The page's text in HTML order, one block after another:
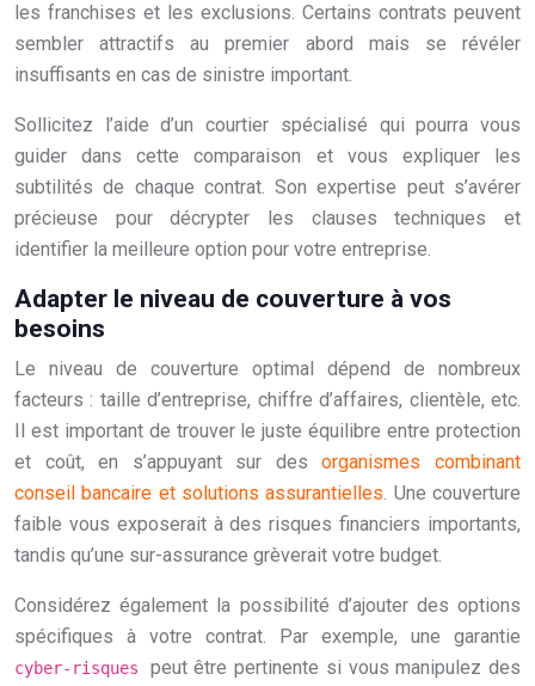
les franchises et les exclusions. Certains contrats peuvent
sembler attractifs au premier abord mais se révéler
insuffisants en cas de sinistre important.
Sollicitez l’aide d’un courtier spécialisé qui pourra vous
guider dans cette comparaison et vous expliquer les
subtilités de chaque contrat. Son expertise peut s’avérer
précieuse pour décrypter les clauses techniques et
identifier la meilleure option pour votre entreprise.
Adapter le niveau de couverture à vos
besoins
Le niveau de couverture optimal dépend de nombreux
facteurs : taille d’entreprise, chiffre d’affaires, clientèle, etc.
Il est important de trouver le juste équilibre entre protection
et coût, en s’appuyant sur desorganismes combinant
conseil bancaire et solutions assurantielles. Une couverture
faible vous exposerait à des risques financiers importants,
tandis qu’une sur-assurance grèverait votre budget.
Considérez également la possibilité d’ajouter des options
spécifiques à votre contrat. Par exemple, une garantie
cyber-risques peut être pertinente si vous manipulez des